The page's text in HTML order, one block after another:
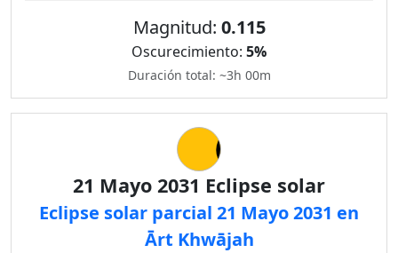
Magnitud: 0.115
Oscurecimiento: 5%
Duración total: ~3h 00m
21 Mayo 2031 Eclipse solar
Eclipse solar parcial 21 Mayo 2031 en
Ārt Khwājah